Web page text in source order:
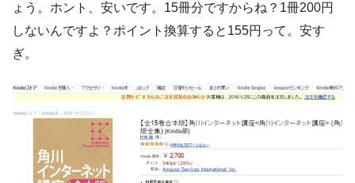
ょう。ホント、安いです。15冊分ですからね？1冊200円
しないんですよ？ポイント換算すると155円って。安す
ぎ。